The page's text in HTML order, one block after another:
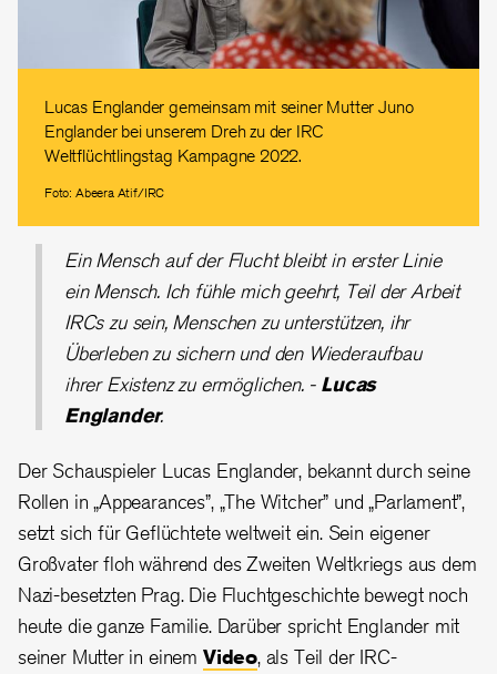
Lucas Englander gemeinsam mit seiner Mutter Juno
Englander bei unserem Dreh zu der IRC
Weltflüchtlingstag Kampagne 2022.
Foto: Abeera Atif/IRC
Ein Mensch auf der Flucht bleibt in erster Linie
ein Mensch. Ich fühle mich geehrt, Teil der Arbeit
IRCs zu sein, Menschen zu unterstützen, ihr
Überleben zu sichern und den Wiederaufbau
ihrer Existenz zu ermöglichen. - Lucas
Englander.
Der Schauspieler Lucas Englander, bekannt durch seine
Rollen in „Appearances”, „The Witcher” und „Parlament”,
setzt sich für Geflüchtete weltweit ein. Sein eigener
Großvater floh während des Zweiten Weltkriegs aus dem
Nazi-besetzten Prag. Die Fluchtgeschichte bewegt noch
heute die ganze Familie. Darüber spricht Englander mit
seiner Mutter in einem Video, als Teil der IRC-